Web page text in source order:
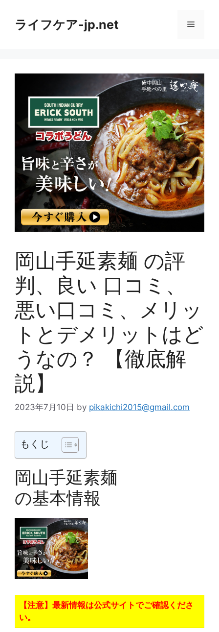
ライフケア-jp.net メ
ュ
ー
岡山手延素麺 の評
判、良い 口コミ、
悪い口コミ、メリッ
トとデメリットはど
うなの？ 【徹底解
説】
2023年7月10日 by pikakichi2015@gmail.com
もくじ
岡山手延素麺
の基本情報
【注意】最新情報は公式サイトでご確認くださ
い。